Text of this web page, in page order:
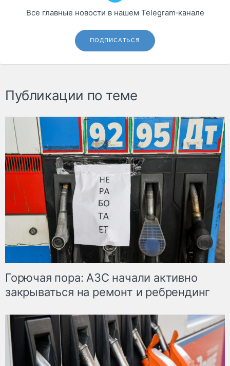
Все главные новости в нашем Telegram‑канале
ПОДПИСАТЬСЯ
Публикации по теме
Горючая пора: АЗС начали активно
закрываться на ремонт и ребрендинг